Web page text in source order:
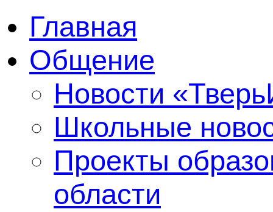
Главная
Общение
Новости
Школьные
Проекты
области